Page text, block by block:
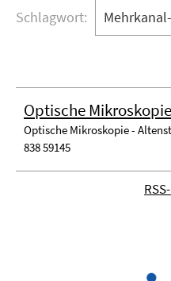
Schlagwort:
Optische
Optische Mikroskopie -
838 59145